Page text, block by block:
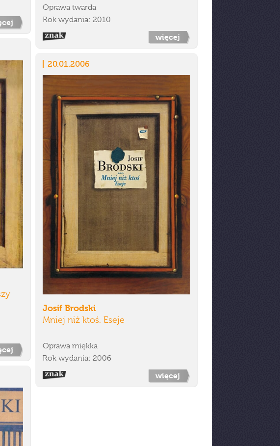
Oprawa twarda
Rok wydania: 2010
więcej
20.01.2006
Josif Brodski
Mniej niż ktoś. Eseje
Oprawa miękka
Rok wydania: 2006
więcej